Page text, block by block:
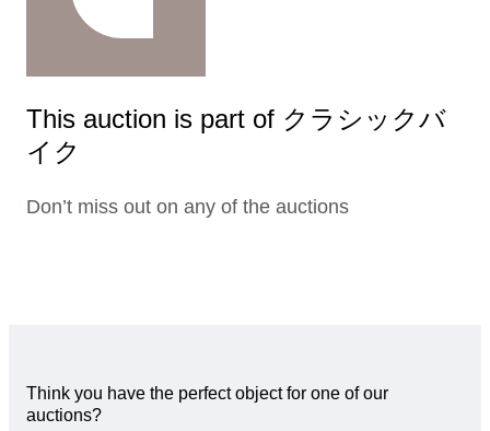
This auction is part of クラシックバ
イク
Don’t miss out on any of the auctions
Think you have the perfect object for one of our
auctions?